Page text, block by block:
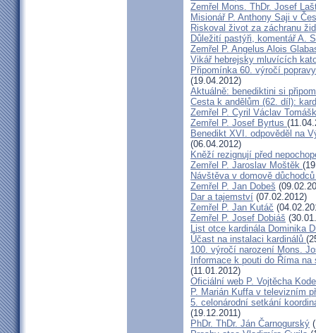
Zemřel Mons. ThDr. Josef
Misionář P. Anthony Saji v
Riskoval život za záchranu
Důležití pastýři, komentář A.
Zemřel P. Angelus Alois
Vikář hebrejsky mluvících
Připomínka 60. výročí
(19.04.2012)
Aktuálně: benediktini si
Cesta k andělům (62. díl):
Zemřel P. Cyril Václav
Zemřel P. Josef Byrtus
Benedikt XVI. odpověděl na
(06.04.2012)
Kněží rezignují před
Zemřel P. Jaroslav Moštěk
Návštěva v domově
Zemřel P. Jan Dobeš
Dar a tajemství (07.02.2012)
Zemřel P. Jan Kutáč
Zemřel P. Josef Dobiáš
List otce kardinála Dominika
Účast na instalaci kardinálů
100. výročí narození Mons.
Informace k pouti do Říma
(11.01.2012)
Oficiální web P. Vojtěcha
P. Marián Kuffa v televizním
5. celonárodní setkání
(19.12.2011)
PhDr. ThDr. Ján Čarnogurský